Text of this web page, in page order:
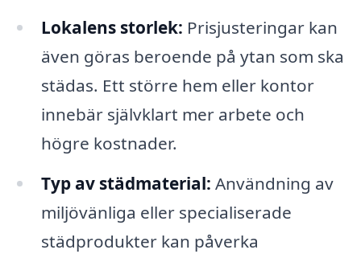
Lokalens storlek: Prisjusteringar kan
även göras beroende på ytan som ska
städas. Ett större hem eller kontor
innebär självklart mer arbete och
högre kostnader.
Typ av städmaterial: Användning av
miljövänliga eller specialiserade
städprodukter kan påverka